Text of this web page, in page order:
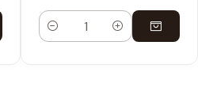
Cantidad